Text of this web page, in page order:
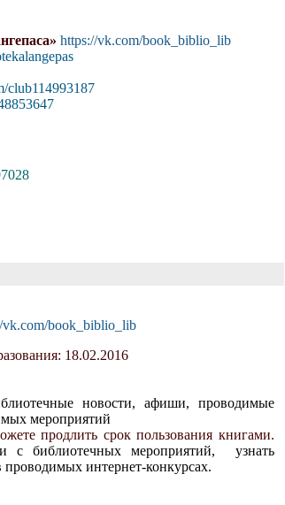
https://vk.com/book_biblio_lib
club114993187
vk.com/book_biblio_lib
18.02.2016
новости, афиши, проводимые
мероприятий
продлить срок пользования книгами.
с библиотечных мероприятий, узнать
проводимых интернет-конкурсах.